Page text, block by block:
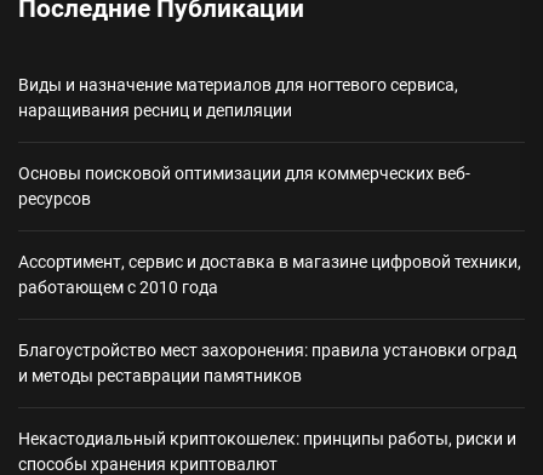
Последние Публикации
Виды и назначение материалов для ногтевого сервиса,
наращивания ресниц и депиляции
Основы поисковой оптимизации для коммерческих веб-
ресурсов
Ассортимент, сервис и доставка в магазине цифровой техники,
работающем с 2010 года
Благоустройство мест захоронения: правила установки оград
и методы реставрации памятников
Некастодиальный криптокошелек: принципы работы, риски и
способы хранения криптовалют